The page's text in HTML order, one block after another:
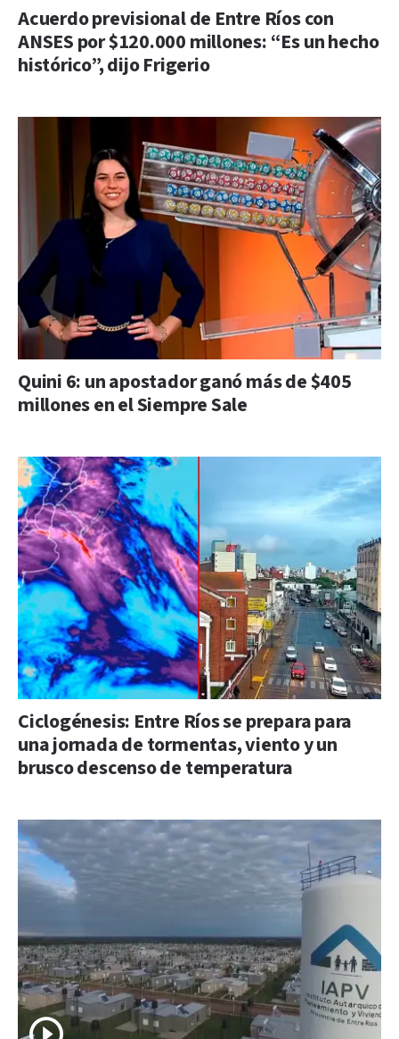
Acuerdo previsional de Entre Ríos con
ANSES por $120.000 millones: “Es un hecho
histórico”, dijo Frigerio
Quini 6: un apostador ganó más de $405
millones en el Siempre Sale
Ciclogénesis: Entre Ríos se prepara para
una jornada de tormentas, viento y un
brusco descenso de temperatura